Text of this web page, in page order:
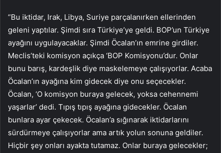
“Bu iktidar, Irak, Libya, Suriye parçalanırken ellerinden
geleni yaptılar. Şimdi sıra Türkiye’ye geldi. BOP’un Türkiye
ayağını uygulayacaklar. Şimdi Öcalan’ın emrine girdiler.
Meclis’teki komisyon açıkça ‘BOP Komisyonu’dur. Onlar
bunu barış, kardeşlik diye maskelemeye çalışıyorlar. Acaba
Öcalan’ın ayağına kim gidecek diye onu seçecekler.
Öcalan, ‘O komisyon buraya gelecek, yoksa cehennemi
yaşarlar’ dedi. Tıpış tıpış ayağına gidecekler. Öcalan
bunlara ayar çekecek. Öcalan’a sığınarak iktidarlarını
sürdürmeye çalışıyorlar ama artık yolun sonuna geldiler.
Hiçbir şey onları ayakta tutamaz. Onlar buraya gelecekler;